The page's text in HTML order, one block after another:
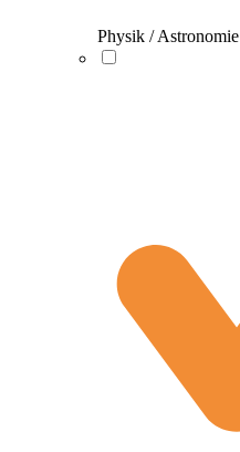
Physik / Astronomie